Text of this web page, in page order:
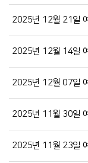
2025년 12월 21일
2025년 12월 14일
2025년 12월 07일
2025년 11월 30일
2025년 11월 23일